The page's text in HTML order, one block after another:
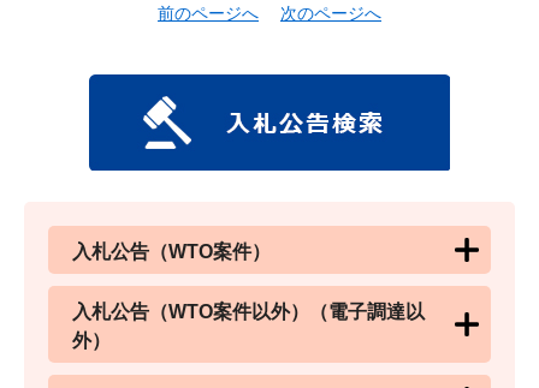
前のページへ 次のページへ
入札公告（WTO案件）
入札公告（WTO案件以外）（電子調達以
外）